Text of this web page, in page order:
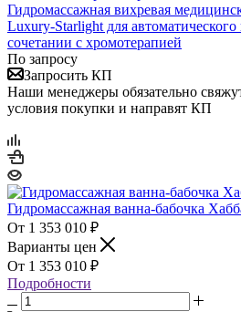
Гидромассажная вихревая
Luxury-Starlight для
сочетании с хромотерапией
По запросу
Запросить КП
Наши менеджеры обязательно
условия покупки и направят КП
Гидромассажная ванна-бабочка
1 353 010 ₽
Варианты цен
1 353 010 ₽
Подробности